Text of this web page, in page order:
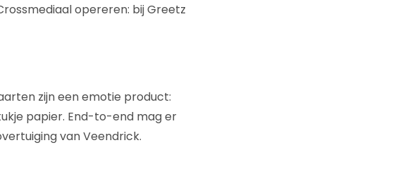
opereren: bij Greetz
zijn een emotie product:
papier. End-to-end mag er
van Veendrick.